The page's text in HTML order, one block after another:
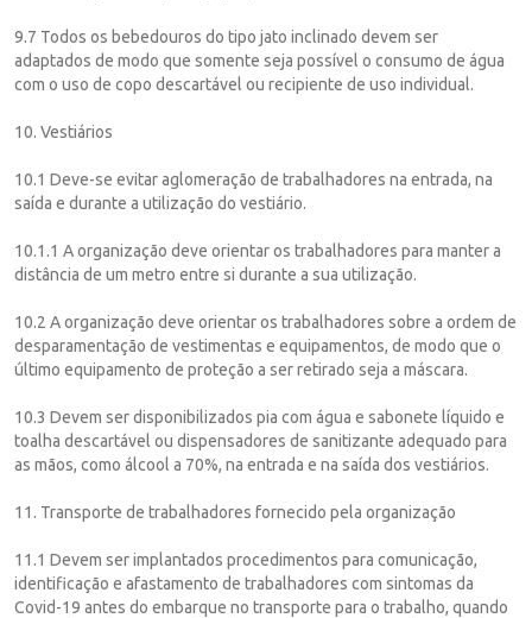
9.7 Todos os bebedouros do tipo jato inclinado devem ser
adaptados de modo que somente seja possível o consumo de água
com o uso de copo descartável ou recipiente de uso individual.
10. Vestiários
10.1 Deve-se evitar aglomeração de trabalhadores na entrada, na
saída e durante a utilização do vestiário.
10.1.1 A organização deve orientar os trabalhadores para manter a
distância de um metro entre si durante a sua utilização.
10.2 A organização deve orientar os trabalhadores sobre a ordem de
desparamentação de vestimentas e equipamentos, de modo que o
último equipamento de proteção a ser retirado seja a máscara.
10.3 Devem ser disponibilizados pia com água e sabonete líquido e
toalha descartável ou dispensadores de sanitizante adequado para
as mãos, como álcool a 70%, na entrada e na saída dos vestiários.
11. Transporte de trabalhadores fornecido pela organização
11.1 Devem ser implantados procedimentos para comunicação,
identificação e afastamento de trabalhadores com sintomas da
Covid-19 antes do embarque no transporte para o trabalho, quando